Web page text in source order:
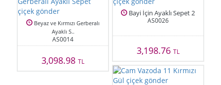
Beyaz ve Kırmızı Gerberalı
Ayaklı S..
AS0014
3,098.98TL
Bayi İçin Ayaklı Sepet 2
AS0026
3,198.76 TL